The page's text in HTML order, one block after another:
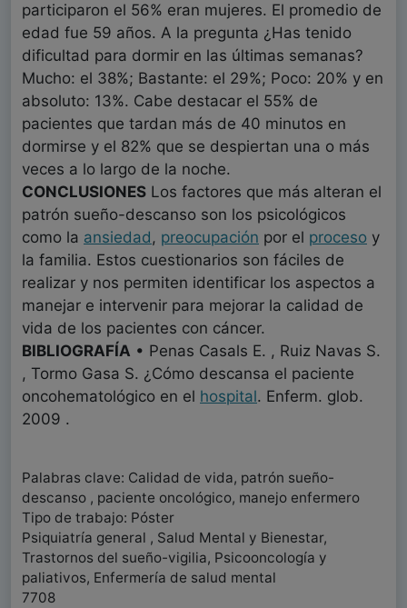
participaron el 56% eran mujeres. El promedio de
edad fue 59 años. A la pregunta ¿Has tenido
dificultad para dormir en las últimas semanas?
Mucho: el 38%; Bastante: el 29%; Poco: 20% y en
absoluto: 13%. Cabe destacar el 55% de
pacientes que tardan más de 40 minutos en
dormirse y el 82% que se despiertan una o más
veces a lo largo de la noche.
CONCLUSIONES Los factores que más alteran el
patrón sueño-descanso son los psicológicos
como la ansiedad, preocupación por el proceso y
la familia. Estos cuestionarios son fáciles de
realizar y nos permiten identificar los aspectos a
manejar e intervenir para mejorar la calidad de
vida de los pacientes con cáncer.
BIBLIOGRAFÍA • Penas Casals E. , Ruiz Navas S.
, Tormo Gasa S. ¿Cómo descansa el paciente
oncohematológico en el hospital. Enferm. glob.
2009 .
Palabras clave: Calidad de vida, patrón sueño-
descanso , paciente oncológico, manejo enfermero
Tipo de trabajo: Póster
Psiquiatría general , Salud Mental y Bienestar,
Trastornos del sueño-vigilia, Psicooncología y
paliativos, Enfermería de salud mental
7708